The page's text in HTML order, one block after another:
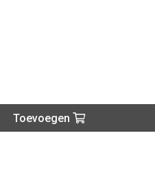
Toevoegen